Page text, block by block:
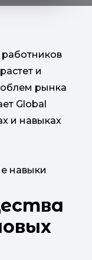
и
рынка
Global
и навыках